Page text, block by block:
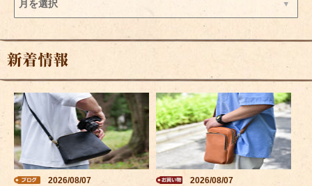
新着情報
2026/08/07 2026/08/07